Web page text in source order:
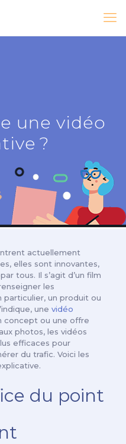
une vidéo
?
actuellement
elles sont innovantes,
tous. Il s’agit d’un film
les
particulier, un produit ou
une vidéo
concept ou une offre
photos, les vidéos
efficaces pour
du trafic. Voici les
du point